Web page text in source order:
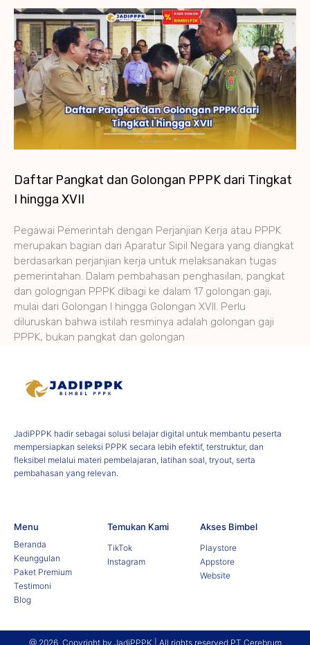
Daftar Pangkat dan Golongan PPPK dari Tingkat
I hingga XVII
Pegawai Pemerintah dengan Perjanjian Kerja atau PPPK
merupakan bagian dari Aparatur Sipil Negara yang diangkat
berdasarkan perjanjian kerja untuk melaksanakan tugas
pemerintahan. Dalam pembahasan penghasilan, pangkat
dan gologngan PPPK dibagi ke dalam 17 golongan gaji,
mulai dari Golongan I hingga Golongan XVII. Perlu
diluruskan bahwa istilah resminya adalah golongan gaji
PPPK, bukan pangkat dan golongan
JadiPPPK hadir sebagai solusi belajar digital untuk membantu peserta
mempersiapkan seleksi PPPK secara lebih efektif, terstruktur, dan
fleksibel melalui materi pembelajaran, latihan soal, tryout, serta
pembahasan yang relevan.
Menu
Beranda
Keunggulan
Paket Premium
Testimoni
Blog
Temukan Kami
TikTok
Instagram
Akses Bimbel
Playstore
Appstore
Website
@ 2026. Copyright by JadiPPPK | All rights reserved PT Cerebrum